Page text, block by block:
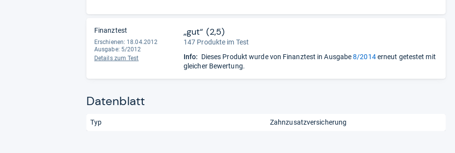
Finanztest
Erschienen: 18.04.2012
Ausgabe: 5/2012
Details zum Test
„gut“ (2,5)
147 Produkte im Test
Info: Dieses Produkt wurde von Finanztest in Ausgabe8/2014erneut getestet mit
gleicher Bewertung.
Datenblatt
Typ Zahnzusatzversicherung